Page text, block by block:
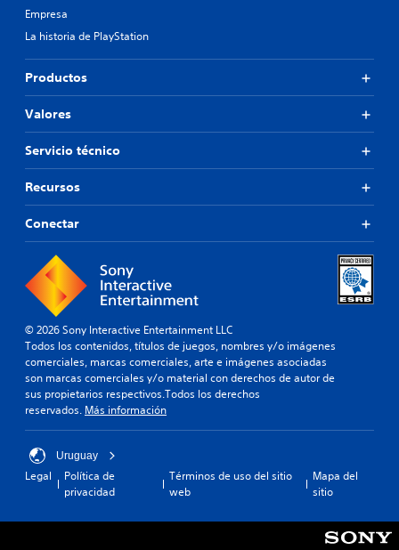
Empresa
La historia de PlayStation
Productos
Valores
Servicio técnico
Recursos
Conectar
© 2026 Sony Interactive Entertainment LLC
Todos los contenidos, títulos de juegos, nombres y/o imágenes
comerciales, marcas comerciales, arte e imágenes asociadas
son marcas comerciales y/o material con derechos de autor de
sus propietarios respectivos.Todos los derechos
reservados. Más información
Uruguay
Legal
Política de
privacidad
Términos de uso del sitio
web
Mapa del
sitio